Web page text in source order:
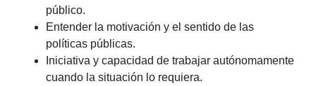
público.
Entender la motivación y el sentido de las
políticas públicas.
Iniciativa y capacidad de trabajar autónomamente
cuando la situación lo requiera.